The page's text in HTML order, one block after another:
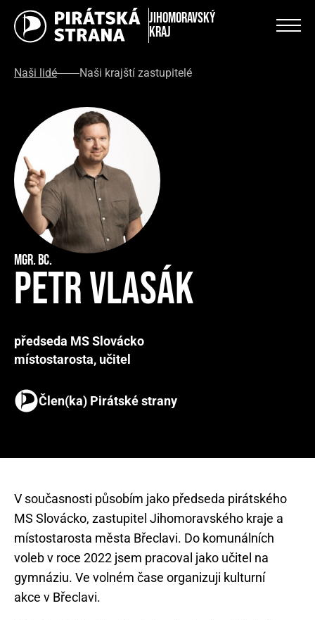
Jihomoravský
kraj
Naši lidé Naši krajští zastupitelé
Mgr. Bc.
Petr Vlasák
předseda MS Slovácko
místostarosta, učitel
Člen(ka) Pirátské strany
V současnosti působím jako předseda pirátského
MS Slovácko, zastupitel Jihomoravského kraje a
místostarosta města Břeclavi. Do komunálních
voleb v roce 2022 jsem pracoval jako učitel na
gymnáziu. Ve volném čase organizuji kulturní